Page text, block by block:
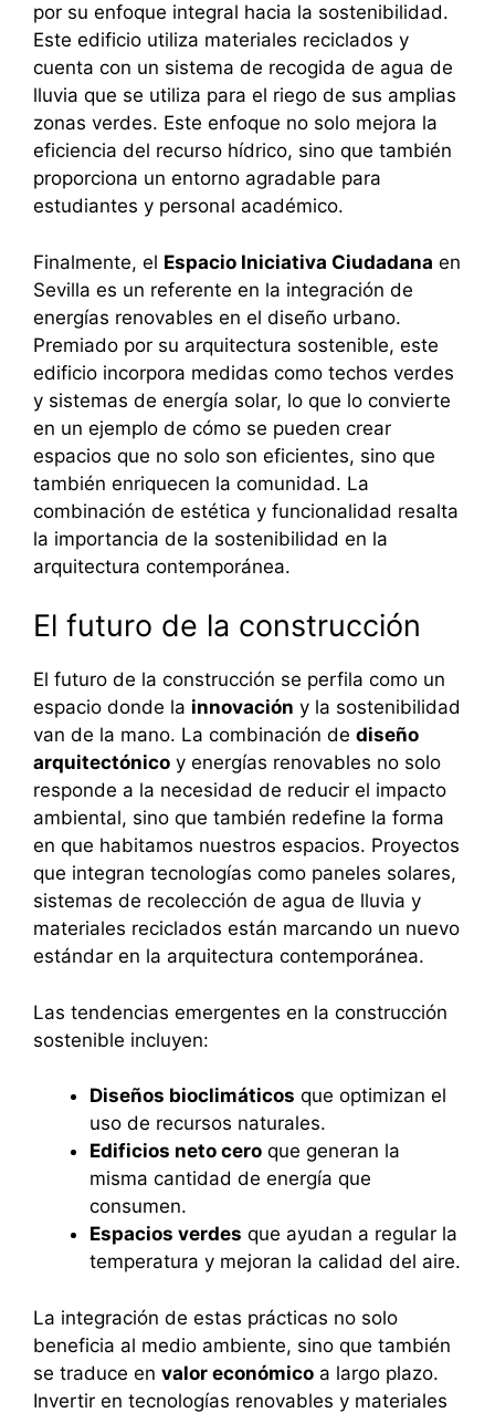
por su enfoque integral hacia la sostenibilidad.
Este edificio utiliza materiales reciclados y
cuenta con un sistema de recogida de agua de
lluvia que se utiliza para el riego de sus amplias
zonas verdes. Este enfoque no solo mejora la
eficiencia del recurso hídrico, sino que también
proporciona un entorno agradable para
estudiantes y personal académico.
Finalmente, el Espacio Iniciativa Ciudadana en
Sevilla es un referente en la integración de
energías renovables en el diseño urbano.
Premiado por su arquitectura sostenible, este
edificio incorpora medidas como techos verdes
y sistemas de energía solar, lo que lo convierte
en un ejemplo de cómo se pueden crear
espacios que no solo son eficientes, sino que
también enriquecen la comunidad. La
combinación de estética y funcionalidad resalta
la importancia de la sostenibilidad en la
arquitectura contemporánea.
El futuro de la construcción
El futuro de la construcción se perfila como un
espacio donde la innovación y la sostenibilidad
van de la mano. La combinación de diseño
arquitectónico y energías renovables no solo
responde a la necesidad de reducir el impacto
ambiental, sino que también redefine la forma
en que habitamos nuestros espacios. Proyectos
que integran tecnologías como paneles solares,
sistemas de recolección de agua de lluvia y
materiales reciclados están marcando un nuevo
estándar en la arquitectura contemporánea.
Las tendencias emergentes en la construcción
sostenible incluyen:
Diseños bioclimáticos que optimizan el
uso de recursos naturales.
Edificios neto cero que generan la
misma cantidad de energía que
consumen.
Espacios verdes que ayudan a regular la
temperatura y mejoran la calidad del aire.
La integración de estas prácticas no solo
beneficia al medio ambiente, sino que también
se traduce en valor económico a largo plazo.
Invertir en tecnologías renovables y materiales